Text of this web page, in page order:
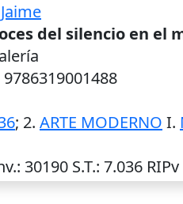
del silencio en el
9786319001488
; 2. ARTE MODERNO I.
: 30190 S.T.: 7.036 RIPv